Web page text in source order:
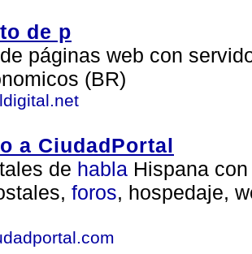
de p
páginas web con
(BR)
a CiudadPortal
de habla Hispana
foros, hospedaje,